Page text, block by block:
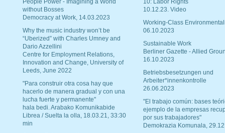
People Power - Imagining a World
without Bosses
Democracy at Work, 14.03.2023
Why the music industry won’t be
“Uberized” with Charles Umney and
Dario Azzellini
Centre for Employment Relations,
Innovation and Change, University of
Leeds, June 2022
"Para construir otra cosa hay que
hacerlo de manera gradual y con una
lucha fuerte y permanente"
hala bedi. Arabako Komunikabide
Librea / Suelta la olla, 18.03.21, 33:30
min
10: Labor Rights
10.12.23. Video
Working-Class
06.10.2023
Sustainable Work
Berliner Gazette - Allied
16.10.2023
Betriebsbesetzungen und
Arbeiter*innenkontrolle
26.06.2023
"El trabajo común: bases
ejemplo de la empresas
por sus trabajadores"
Demokrazia Komunala,